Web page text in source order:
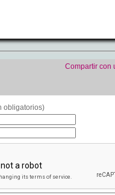
Compartir con
obligatorios)